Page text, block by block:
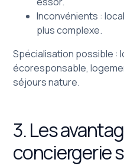
Inconvénients :
plus complexe.
Spécialisation possible :
écoresponsable,
séjours nature.
3. Les
conciergerie